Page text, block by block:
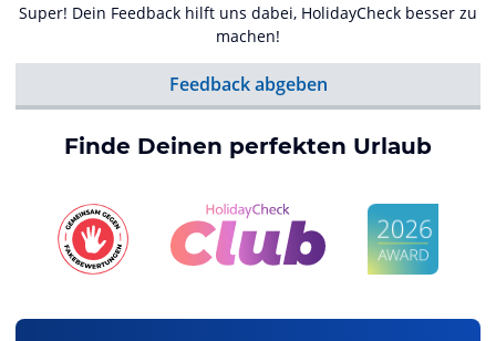
Super! Dein Feedback hilft uns dabei, HolidayCheck besser zu
machen!
Feedback abgeben
Finde Deinen perfekten Urlaub